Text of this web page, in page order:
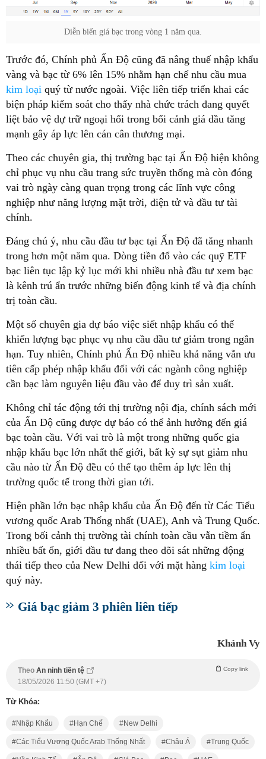
Diễn biến giá bạc trong vòng 1 năm qua.
Trước đó, Chính phủ Ấn Độ cũng đã nâng thuế nhập khẩu
vàng và bạc từ 6% lên 15% nhằm hạn chế nhu cầu mua
kim loại quý từ nước ngoài. Việc liên tiếp triển khai các
biện pháp kiểm soát cho thấy nhà chức trách đang quyết
liệt bảo vệ dự trữ ngoại hối trong bối cảnh giá dầu tăng
mạnh gây áp lực lên cán cân thương mại.
Theo các chuyên gia, thị trường bạc tại Ấn Độ hiện không
chỉ phục vụ nhu cầu trang sức truyền thống mà còn đóng
vai trò ngày càng quan trọng trong các lĩnh vực công
nghiệp như năng lượng mặt trời, điện tử và đầu tư tài
chính.
Đáng chú ý, nhu cầu đầu tư bạc tại Ấn Độ đã tăng nhanh
trong hơn một năm qua. Dòng tiền đổ vào các quỹ ETF
bạc liên tục lập kỷ lục mới khi nhiều nhà đầu tư xem bạc
là kênh trú ẩn trước những biến động kinh tế và địa chính
trị toàn cầu.
Một số chuyên gia dự báo việc siết nhập khẩu có thể
khiến lượng bạc phục vụ nhu cầu đầu tư giảm trong ngắn
hạn. Tuy nhiên, Chính phủ Ấn Độ nhiều khả năng vẫn ưu
tiên cấp phép nhập khẩu đối với các ngành công nghiệp
cần bạc làm nguyên liệu đầu vào để duy trì sản xuất.
Không chỉ tác động tới thị trường nội địa, chính sách mới
của Ấn Độ cũng được dự báo có thể ảnh hưởng đến giá
bạc toàn cầu. Với vai trò là một trong những quốc gia
nhập khẩu bạc lớn nhất thế giới, bất kỳ sự sụt giảm nhu
cầu nào từ Ấn Độ đều có thể tạo thêm áp lực lên thị
trường quốc tế trong thời gian tới.
Hiện phần lớn bạc nhập khẩu của Ấn Độ đến từ Các Tiểu
vương quốc Arab Thống nhất (UAE), Anh và Trung Quốc.
Trong bối cảnh thị trường tài chính toàn cầu vẫn tiềm ẩn
nhiều bất ổn, giới đầu tư đang theo dõi sát những động
thái tiếp theo của New Delhi đối với mặt hàng kim loại
quý này.
Giá bạc giảm 3 phiên liên tiếp
Khánh Vy
Theo An ninh tiền tệ Copy link
18/05/2026 11:50 (GMT +7)
Từ Khóa:
Nhập Khẩu Hạn Chế New Delhi
Các Tiểu Vương Quốc Arab Thống Nhất Châu Á Trung Quốc